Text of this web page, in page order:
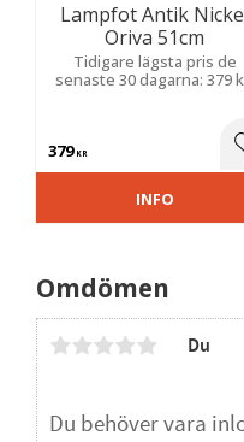
Omdömen
Du
Lampfot Antik
Oriva 51cm
Tidigare lägsta pris de
senaste 30 dagarna: 379
379KR
INFO